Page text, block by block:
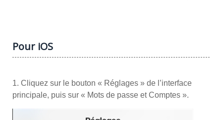
Pour iOS
1. Cliquez sur le bouton « Réglages » de l’interface
principale, puis sur « Mots de passe et Comptes ».